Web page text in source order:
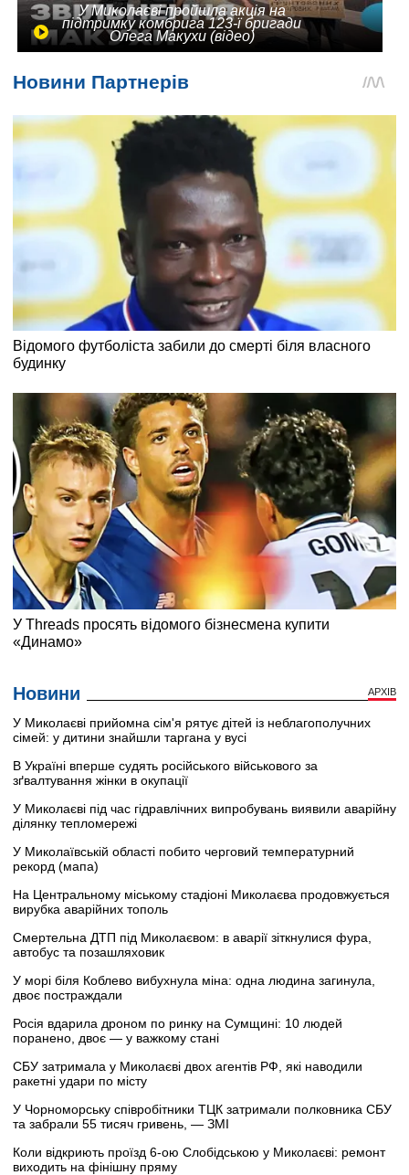
У Миколаєві пройшла акція на
підтримку комбрига 123-ї бригади
Олега Макухи (відео)
Новини АРХІВ
У Миколаєві прийомна сім'я рятує дітей із неблагополучних
сімей: у дитини знайшли таргана у вусі
В Україні вперше судять російського військового за
зґвалтування жінки в окупації
У Миколаєві під час гідравлічних випробувань виявили аварійну
ділянку тепломережі
У Миколаївській області побито черговий температурний
рекорд (мапа)
На Центральному міському стадіоні Миколаєва продовжується
вирубка аварійних тополь
Смертельна ДТП під Миколаєвом: в аварії зіткнулися фура,
автобус та позашляховик
У морі біля Коблево вибухнула міна: одна людина загинула,
двоє постраждали
Росія вдарила дроном по ринку на Сумщині: 10 людей
поранено, двоє — у важкому стані
СБУ затримала у Миколаєві двох агентів РФ, які наводили
ракетні удари по місту
У Чорноморську співробітники ТЦК затримали полковника СБУ
та забрали 55 тисяч гривень, — ЗМІ
Коли відкриють проїзд 6-ою Слобідською у Миколаєві: ремонт
виходить на фінішну пряму